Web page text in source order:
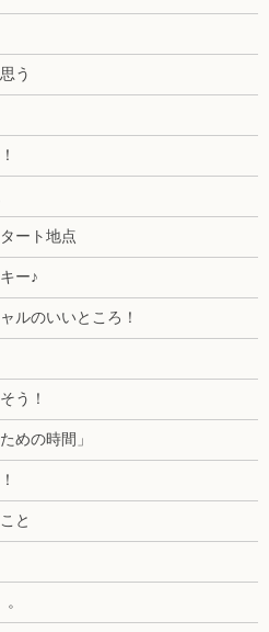
う
ート地点
ー♪
ルのいいところ！
う！
めの時間」
と